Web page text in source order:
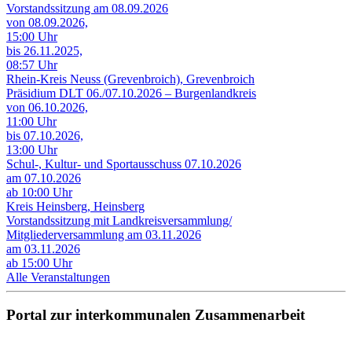
Vorstandssitzung am 08.09.2026
von 08.09.2026,
15:00 Uhr
bis 26.11.2025,
08:57 Uhr
Rhein-Kreis Neuss (Grevenbroich), Grevenbroich
Präsidium DLT 06./07.10.2026 – Burgenlandkreis
von 06.10.2026,
11:00 Uhr
bis 07.10.2026,
13:00 Uhr
Schul-, Kultur- und Sportausschuss 07.10.2026
am 07.10.2026
ab 10:00 Uhr
Kreis Heinsberg, Heinsberg
Vorstandssitzung mit Landkreisversammlung/
Mitgliederversammlung am 03.11.2026
am 03.11.2026
ab 15:00 Uhr
Alle Veranstaltungen
Portal zur interkommunalen Zusammenarbeit